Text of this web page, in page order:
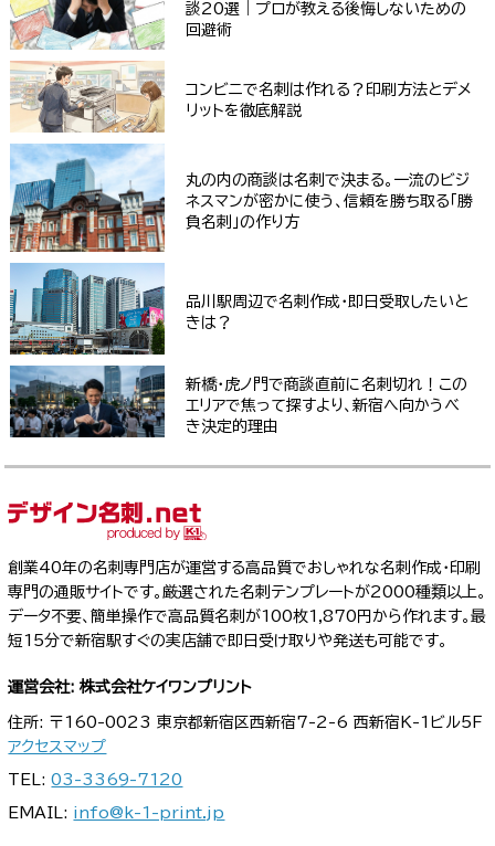
談20選｜プロが教える後悔しないための
回避術
コンビニで名刺は作れる？印刷方法とデメ
リットを徹底解説
丸の内の商談は名刺で決まる。一流のビジ
ネスマンが密かに使う、信頼を勝ち取る「勝
負名刺」の作り方
品川駅周辺で名刺作成・即日受取したいと
きは？
新橋・虎ノ門で商談直前に名刺切れ！この
エリアで焦って探すより、新宿へ向かうべ
き決定的理由
創業40年の名刺専門店が運営する高品質でおしゃれな名刺作成・印刷
専門の通販サイトです。厳選された名刺テンプレートが2000種類以上。
データ不要、簡単操作で高品質名刺が100枚1,870円から作れます。最
短15分で新宿駅すぐの実店舗で即日受け取りや発送も可能です。
運営会社: 株式会社ケイワンプリント
住所: 〒160-0023 東京都新宿区西新宿7-2-6 西新宿K-1ビル5F
アクセスマップ
TEL:03-3369-7120
EMAIL: info@k-1-print.jp